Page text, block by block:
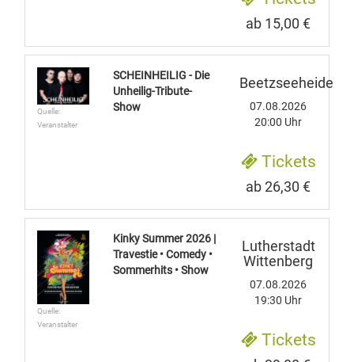
ab 15,00 €
Quelle:
Veranstalter
SCHEINHEILIG - Die
Unheilig-Tribute-
Show
Beetzseeheide
07.08.2026
20:00 Uhr
Tickets
ab 26,30 €
Quelle:
Veranstalter
Kinky Summer 2026 |
Travestie • Comedy •
Sommerhits • Show
Lutherstadt
Wittenberg
07.08.2026
19:30 Uhr
Tickets